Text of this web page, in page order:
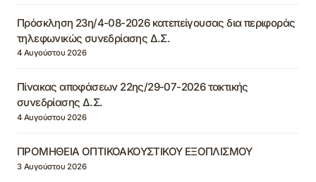
Πρόσκληση 23η/4-08-2026 κατεπείγουσας δια περιφοράς
τηλεφωνικώς συνεδρίασης Δ.Σ.
4 Αυγούστου 2026
Πίνακας αποφάσεων 22ης/29-07-2026 τακτικής
συνεδρίασης Δ.Σ.
4 Αυγούστου 2026
ΠΡΟΜΗΘΕΙΑ ΟΠΤΙΚΟΑΚΟΥΣΤΙΚΟΥ ΕΞΟΠΛΙΣΜΟΥ
3 Αυγούστου 2026